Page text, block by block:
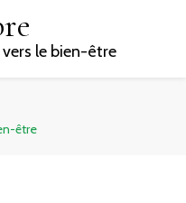
le bien-être
être